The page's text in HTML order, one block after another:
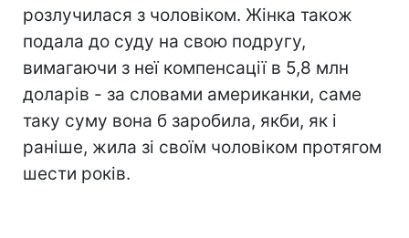
розлучилася з чоловіком. Жінка також
подала до суду на свою подругу,
вимагаючи з неї компенсації в 5,8 млн
доларів - за словами американки, саме
таку суму вона б заробила, якби, як і
раніше, жила зі своїм чоловіком протягом
шести років.